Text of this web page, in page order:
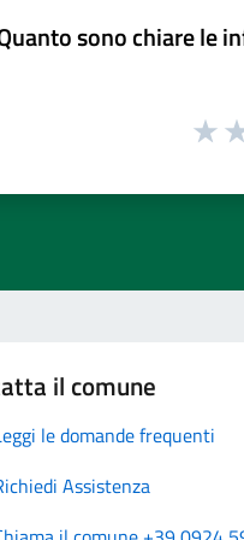
sono chiare le
il comune
le domande frequenti
Assistenza